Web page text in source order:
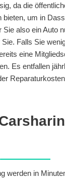
da die
bieten, um in
also ein Auto
Falls Sie
eine
Es entfallen
werden in